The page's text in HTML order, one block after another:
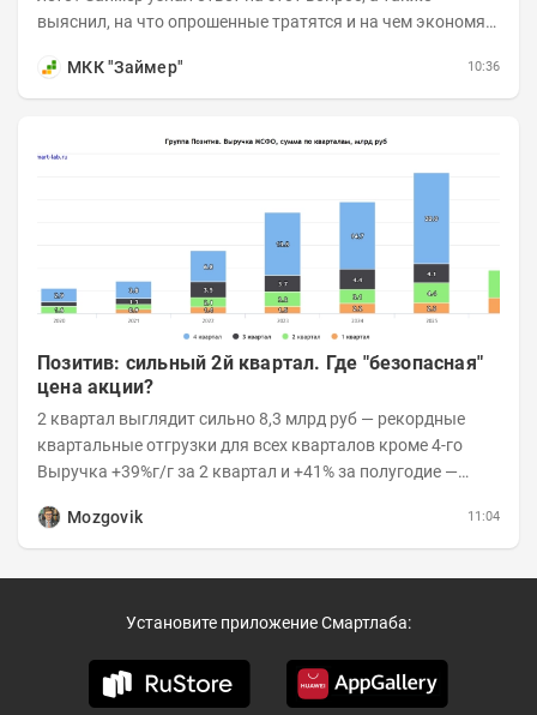
выяснил, на что опрошенные тратятся и на чем экономят
МКК "Займер"
10:36
Позитив: сильный 2й квартал. Где "безопасная"
цена акции?
2 квартал выглядит сильно 8,3 млрд руб — рекордные
квартальные отгрузки для всех кварталов кроме 4-го
Выручка +39%г/г за 2 квартал и +41% за полугодие —
Mozgovik
11:04
Установите приложение Смартлаба: